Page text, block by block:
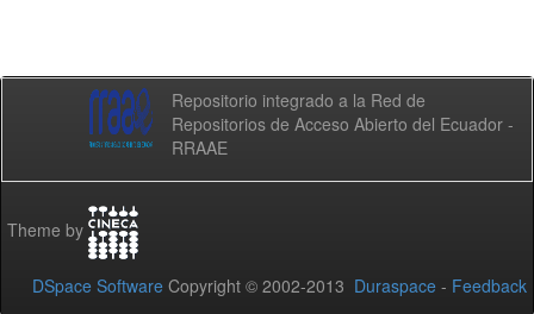
Repositorio integrado a la Red de
Repositorios de Acceso Abierto del Ecuador -
RRAAE
Theme by
DSpace Software Copyright © 2002-2013 Duraspace - Feedback